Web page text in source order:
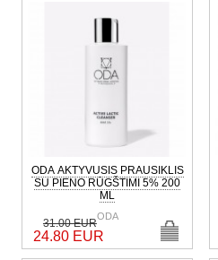
ODA AKTYVUSIS PRAUSIKLIS
SU PIENO RŪGŠTIMI 5% 200
ML
ODA
31.00 EUR
24.80 EUR